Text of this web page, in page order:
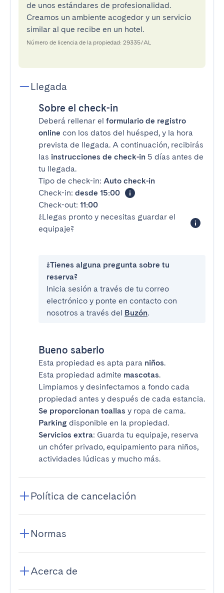
de unos estándares de profesionalidad.
Creamos un ambiente acogedor y un servicio
similar al que recibe en un hotel.
Número de licencia de la propiedad: 29335/AL
Llegada
Sobre el check-in
Deberá rellenar el formulario de registro
online con los datos del huésped, y la hora
prevista de llegada. A continuación, recibirás
las instrucciones de check-in 5 días antes de
tu llegada.
Tipo de check-in: Auto check-in
Check-in: desde 15:00
Check-out: 11:00
¿Llegas pronto y necesitas guardar el
equipaje?
¿Tienes alguna pregunta sobre tu
reserva?
Inicia sesión a través de tu correo
electrónico y ponte en contacto con
nosotros a través del Buzón.
Bueno saberlo
Esta propiedad es apta para niños.
Esta propiedad admite mascotas.
Limpiamos y desinfectamos a fondo cada
propiedad antes y después de cada estancia.
Se proporcionan toallas y ropa de cama.
Parking disponible en la propiedad.
Servicios extra: Guarda tu equipaje, reserva
un chófer privado, equipamiento para niños,
actividades lúdicas y mucho más.
Política de cancelación
Normas
Acerca de